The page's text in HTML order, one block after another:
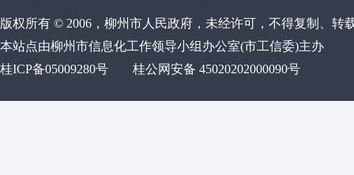
版权所有 © 2006，柳州市人民政府，未经许可，不得复制、转
本站点由柳州市信息化工作领导小组办公室(市工信委)主办
桂ICP备05009280号
桂公网安备 45020202000090号